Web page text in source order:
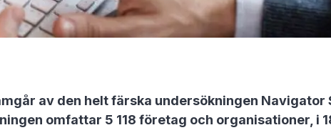
av den helt färska undersökningen Navigator
omfattar 5 118 företag och organisationer, i